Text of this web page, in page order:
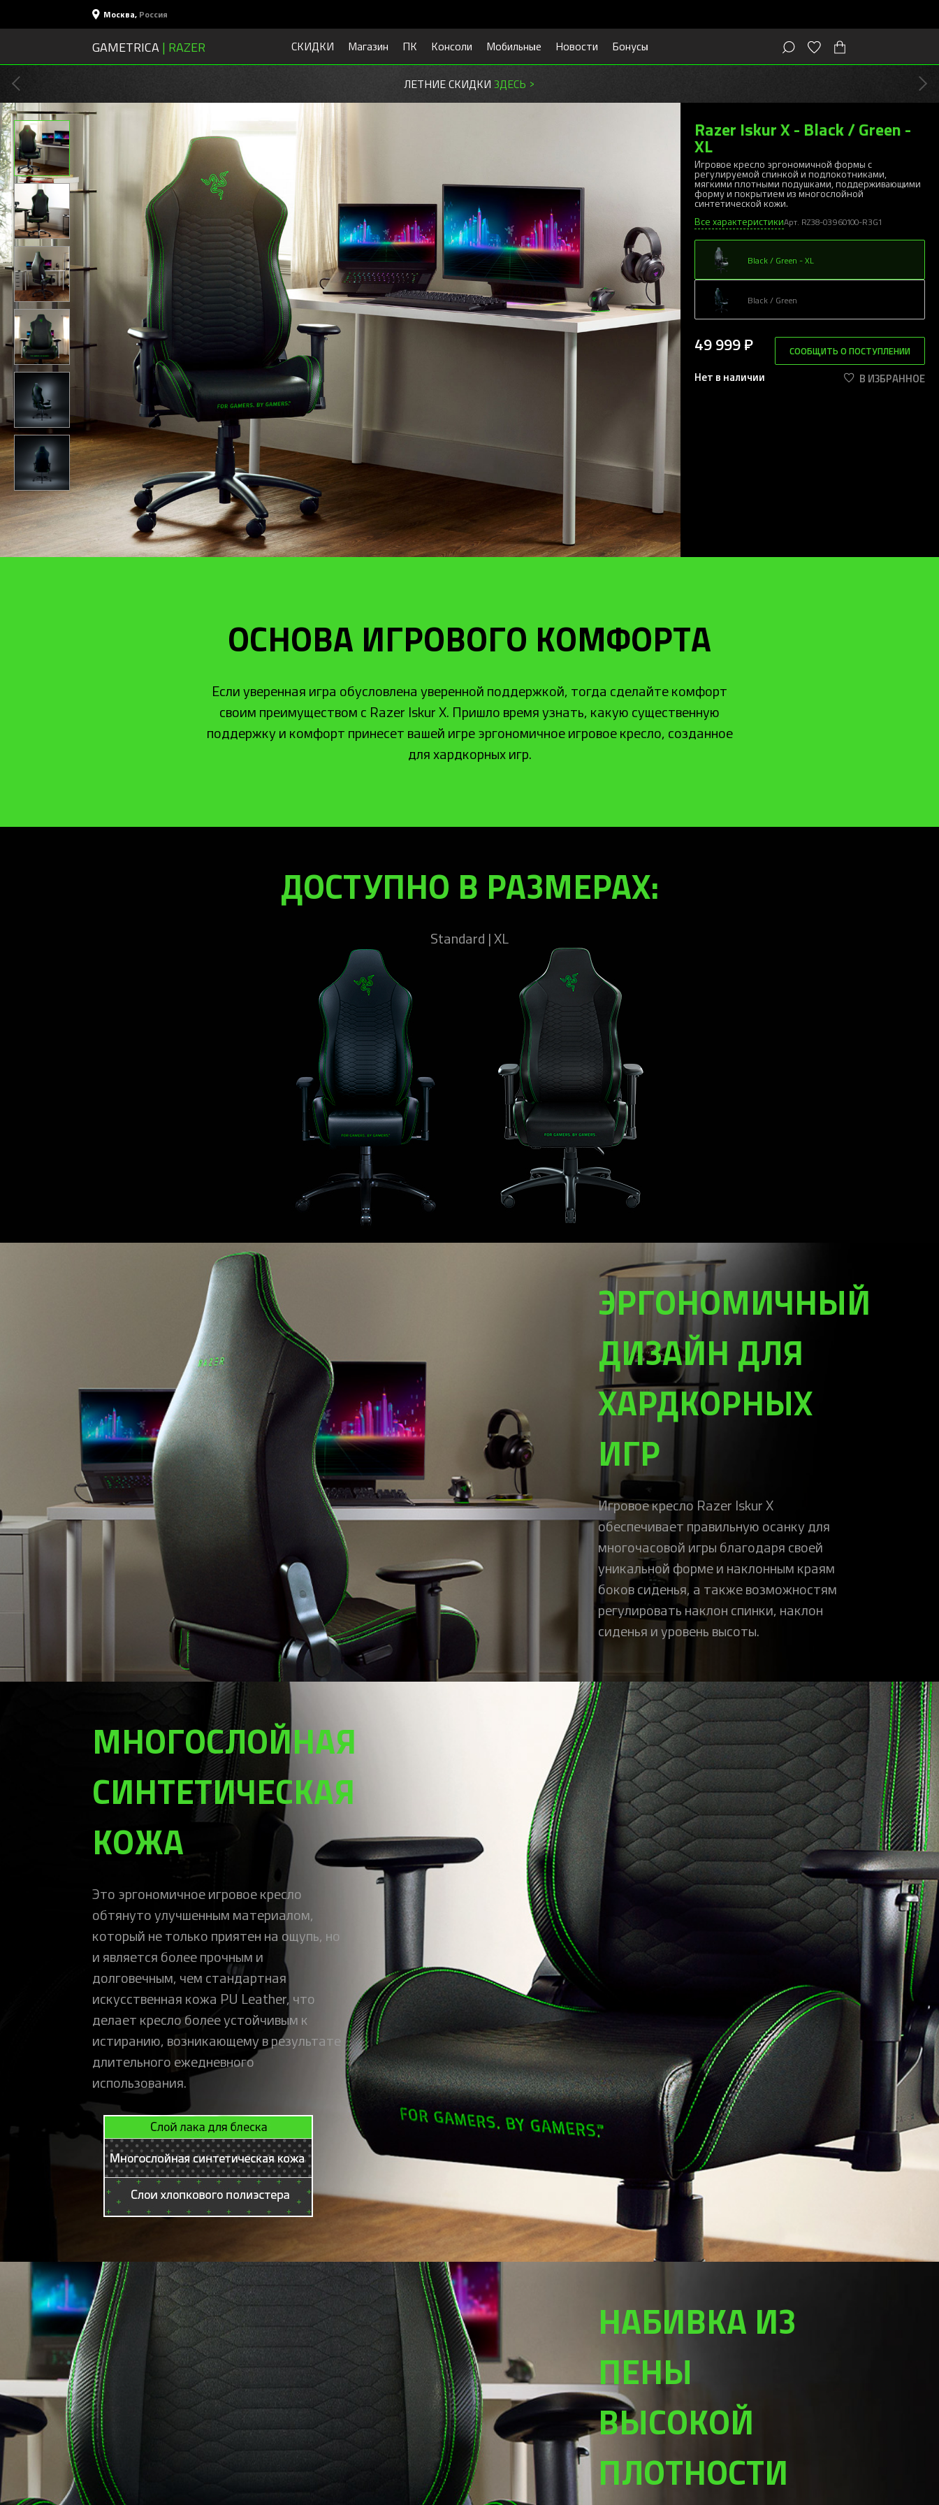
Москва, Россия
GAMETRICA | RAZER СКИДКИ Магазин ПК Консоли Мобильные Новости Бонусы
ГОТОВЬСЯ К УЧЕБЕ.СКИДКИ ЗДЕСЬ >
Razer Iskur X - Black / Green -
XL
Игровое кресло эргономичной формы с
регулируемой спинкой и подлокотниками,
мягкими плотными подушками, поддерживающими
форму и покрытием из многослойной
синтетической кожи.
Все характеристикиАрт. RZ38-03960100-R3G1
Black / Green - XL
Black / Green
49 999 ₽
Нет в наличии
СООБЩИТЬ О ПОСТУПЛЕНИИ
В ИЗБРАННОЕ
ОСНОВА ИГРОВОГО КОМФОРТА
Если уверенная игра обусловлена уверенной поддержкой, тогда сделайте комфорт
своим преимуществом с Razer Iskur X. Пришло время узнать, какую существенную
поддержку и комфорт принесет вашей игре эргономичное игровое кресло, созданное
для хардкорных игр.
ДОСТУПНО В РАЗМЕРАХ:
Standard | XL
ЭРГОНОМИЧНЫЙ
ДИЗАЙН ДЛЯ
ХАРДКОРНЫХ
ИГР
Игровое кресло Razer Iskur X
обеспечивает правильную осанку для
многочасовой игры благодаря своей
уникальной форме и наклонным краям
боков сиденья, а также возможностям
регулировать наклон спинки, наклон
сиденья и уровень высоты.
МНОГОСЛОЙНАЯ
СИНТЕТИЧЕСКАЯ
КОЖА
Это эргономичное игровое кресло
обтянуто улучшенным материалом,
который не только приятен на ощупь, но
и является более прочным и
долговечным, чем стандартная
искусственная кожа PU Leather, что
делает кресло более устойчивым к
истиранию, возникающему в результате
длительного ежедневного
использования.
НАБИВКА ИЗ
ПЕНЫ
ВЫСОКОЙ
ПЛОТНОСТИ